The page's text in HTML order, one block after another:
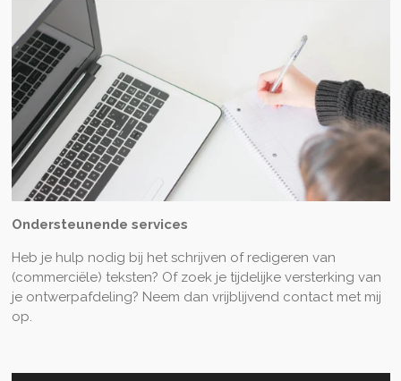
Ondersteunende services
Heb je hulp nodig bij het schrijven of redigeren van
(commerciële) teksten? Of zoek je tijdelijke versterking van
je ontwerpafdeling? Neem dan vrijblijvend contact met mij
op.